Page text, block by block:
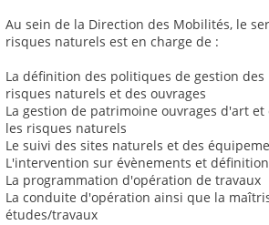
Au sein de la Direction des Mobilités, le
risques naturels est en charge de :
La définition des politiques de gestion des
risques naturels et des ouvrages
La gestion de patrimoine ouvrages d'art
les risques naturels
Le suivi des sites naturels et des
L'intervention sur évènements et
La programmation d'opération de travaux
La conduite d'opération ainsi que la
études/travaux